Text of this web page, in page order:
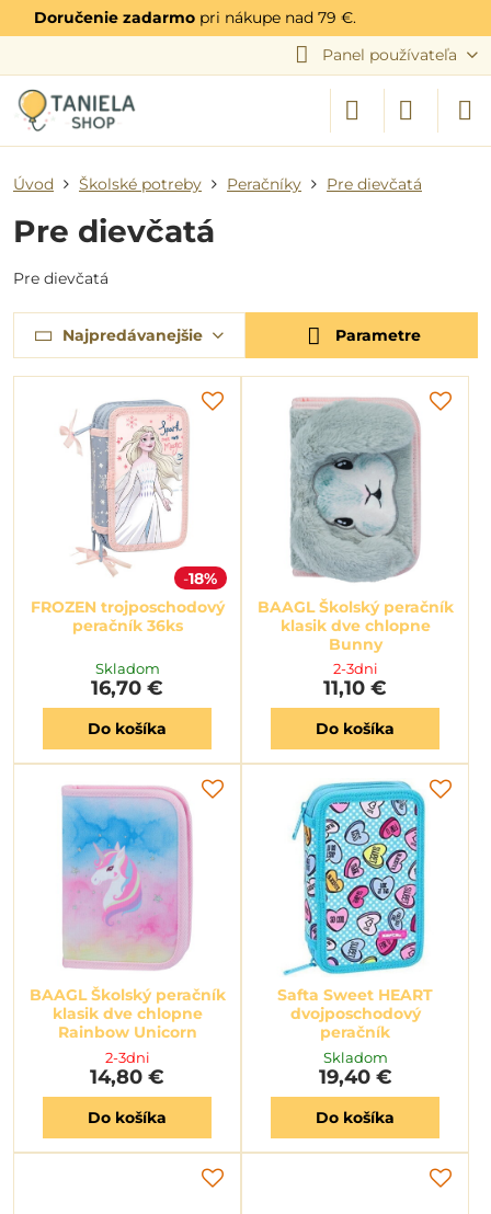
Doručenie zadarmo pri nákupe nad 79 €.
Panel používateľa
Úvod Školské potreby Peračníky Pre dievčatá
Pre dievčatá
Pre dievčatá
Najpredávanejšie Parametre
18%
FROZEN trojposchodový
peračník 36ks
Skladom
16,70 €
Do košíka
BAAGL Školský peračník
klasik dve chlopne
Bunny
2-3dni
11,10 €
Do košíka
BAAGL Školský peračník
klasik dve chlopne
Rainbow Unicorn
2-3dni
14,80 €
Do košíka
Safta Sweet HEART
dvojposchodový
peračník
Skladom
19,40 €
Do košíka